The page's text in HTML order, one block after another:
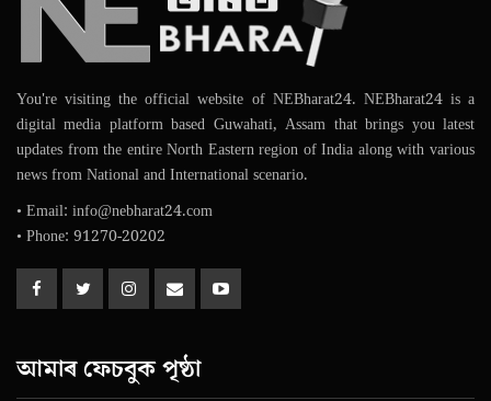
You're visiting the official website of NEBharat24. NEBharat24 is a
digital media platform based Guwahati, Assam that brings you latest
updates from the entire North Eastern region of India along with various
news from National and International scenario.
• Email: info@nebharat24.com
• Phone: 91270-20202
আমাৰ ফেচবুক পৃষ্ঠা